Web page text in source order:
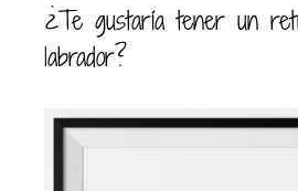
¿Te gustaría tener un
labrador?